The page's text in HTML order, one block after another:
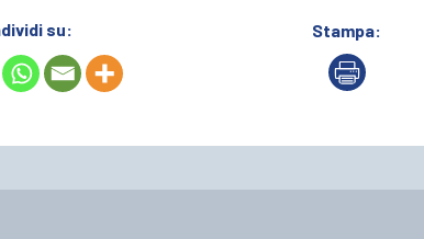
su: Stampa: